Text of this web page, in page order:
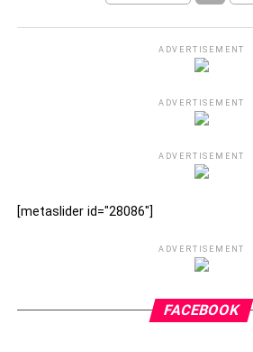
ADVERTISEMENT
ADVERTISEMENT
ADVERTISEMENT
[metaslider id="28086"]
ADVERTISEMENT
FACEBOOK